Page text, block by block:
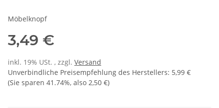
Möbelknopf
3,49 €
inkl. 19% USt. , zzgl. Versand
Unverbindliche Preisempfehlung des Herstellers: 5,99 €
(Sie sparen 41.74%, also 2,50 €)